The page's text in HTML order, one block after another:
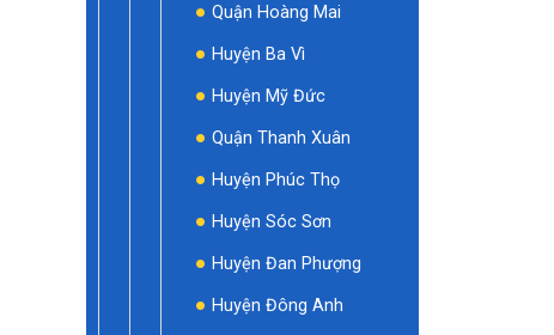
Quận Hoàng Mai
Huyện Ba Vì
Huyện Mỹ Đức
Quận Thanh Xuân
Huyện Phúc Thọ
Huyện Sóc Sơn
Huyện Đan Phượng
Huyện Đông Anh